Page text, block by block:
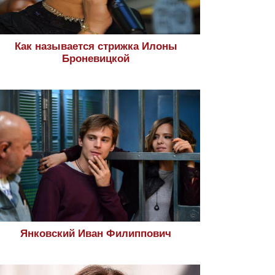
Как называется стрижка Илоны
Броневицкой
Янковский Иван Филиппович